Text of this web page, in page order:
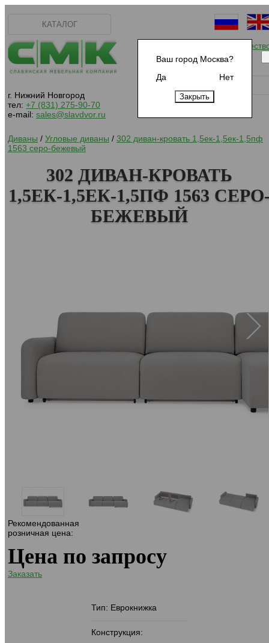
Ваш город Москва?
Да
Нет
КАТАЛОГ
г. Нижний Новгород
тел: +7 (831) 275-90-70
e-mail: sales@slavdvor.ru
Начать
Диваны / Угловые диваны / 302 диван-кровать 1,5ек-1,5ек-1,5пф
1563 серо-бежевый
Рекомендованная
розничная цена:
Цена по запросу
Заказать
Тип: Еврокнижка
Конструкция:
302 ДИВАН-КРОВАТЬ
1,5ЕК-1,5ЕК-1,5ПФ 1563
БЕЖЕВЫЙ